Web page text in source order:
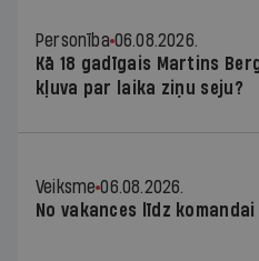
Personība 06.08.2026.
Kā 18 gadīgais Martins
kļuva par laika ziņu seju?
Veiksme 06.08.2026.
No vakances līdz komandai